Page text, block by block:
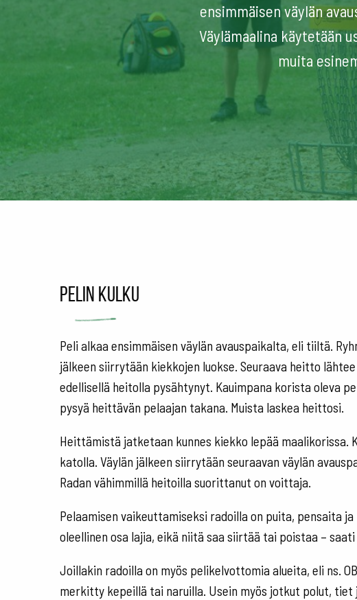
ensimmäisen väylän
Väylämaalina käytetään
muita
Pelin kulku
Peli alkaa ensimmäisen väylän avauspaikalta, eli tiiltä.
jälkeen siirrytään kiekkojen luokse. Seuraava heitto
edellisellä heitolla pysähtynyt. Kauimpana korista oleva
pysyä heittävän pelaajan takana. Muista laskea heittosi.
Heittämistä jatketaan kunnes kiekko lepää maalikorissa.
katolla. Väylän jälkeen siirrytään seuraavan väylän
Radan vähimmillä heitoilla suorittanut on voittaja.
Pelaamisen vaikeuttamiseksi radoilla on puita, pensaita
oleellinen osa lajia, eikä niitä saa siirtää tai poistaa –
Joillakin radoilla on myös pelikelvottomia alueita, eli ns.
merkitty kepeillä tai naruilla. Usein myös jotkut polut,